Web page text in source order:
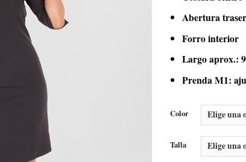
Abertura
Forro interior
Largo aprox.:
Prenda M1:
Color
Talla